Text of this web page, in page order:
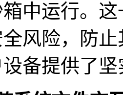
中运行。
风险，防
备提供了